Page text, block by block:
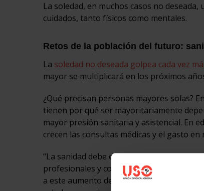
La soledad, en muchos casos no
cuidados, tanto físicos como mentales.
Retos de la población del futuro:
La soledad no deseada golpea cada vez
mayor se multiplicará en los próximos
¿Qué precisan personas mayores solas?
tienen por qué ser mayoritariamente
mayor presión sanitaria y asistencial. En
crecen las consultas médicas y el gasto en
“La sanidad debe estar preparada para
profesionales y con condiciones laborales
a este aumento de la presión o el sistema